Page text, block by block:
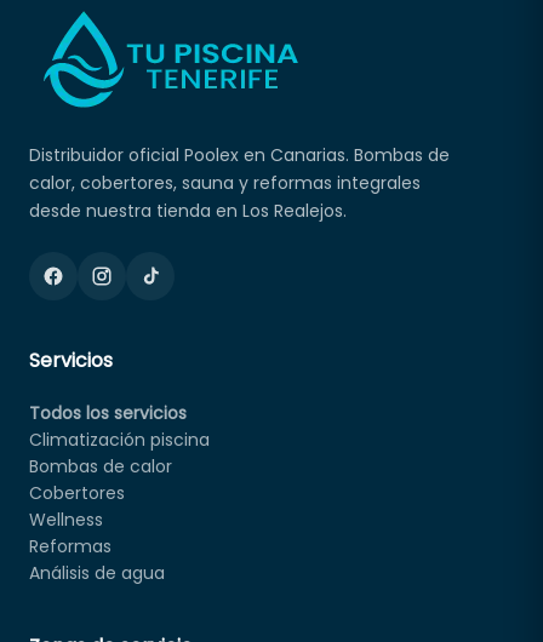
Distribuidor oficial Poolex en Canarias. Bombas de
calor, cobertores, sauna y reformas integrales
desde nuestra tienda en Los Realejos.
Servicios
Todos los servicios
Climatización piscina
Bombas de calor
Cobertores
Wellness
Reformas
Análisis de agua